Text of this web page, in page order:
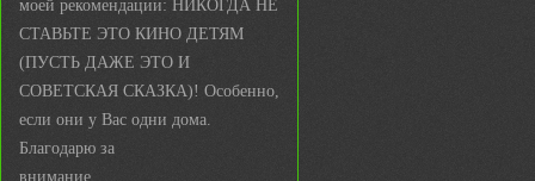
моей рекомендации: НИКОГДА НЕ
СТАВЬТЕ ЭТО КИНО ДЕТЯМ
(ПУСТЬ ДАЖЕ ЭТО И
СОВЕТСКАЯ СКАЗКА)! Особенно,
если они у Вас одни дома.
Благодарю за
внимание.